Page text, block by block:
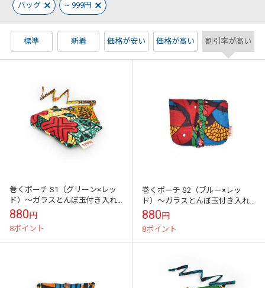
バッグ ~ 999円
標準 新着 価格が安い 価格が高い 割引率が高い
巻くポーチ S1（グリーン×レッ
ド）～ガラスとんぼ玉付き入れ
る物を選ばないヒモ巻き仕様乗
車カードケース・アクセサリー
収納に
880円
8ポイント
巻くポーチ S2（ブルー×レッ
ド）～ガラスとんぼ玉付き入れ
る物を選ばないヒモ巻き仕様乗
車カードケース・アクセサリー
収納に
880円
8ポイント